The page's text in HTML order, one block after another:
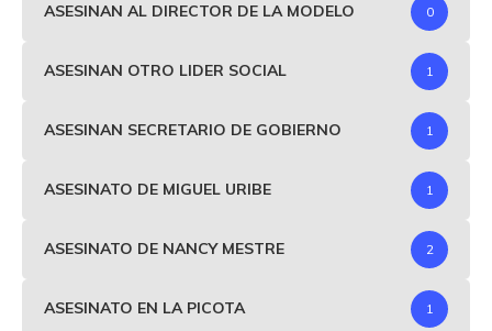
ASESINAN AL DIRECTOR DE LA MODELO 0
ASESINAN OTRO LIDER SOCIAL 1
ASESINAN SECRETARIO DE GOBIERNO 1
ASESINATO DE MIGUEL URIBE 1
ASESINATO DE NANCY MESTRE 2
ASESINATO EN LA PICOTA 1